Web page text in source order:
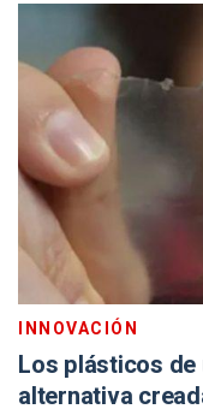
INNOVACIÓN
Los plásticos de
alternativa